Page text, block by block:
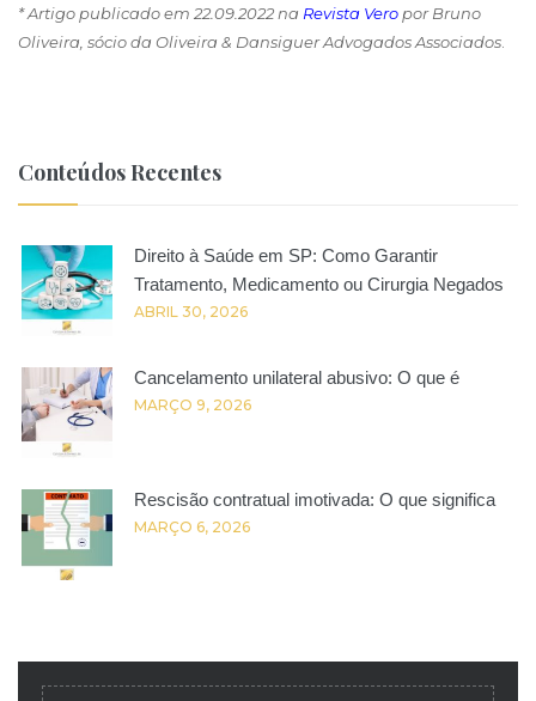
* Artigo publicado em 22.09.2022 na Revista Vero por Bruno
Oliveira, sócio da Oliveira & Dansiguer Advogados Associados
Conteúdos Recentes
Direito à Saúde em SP: Como Garantir
Tratamento, Medicamento ou Cirurgia Negados
ABRIL 30, 2026
Cancelamento unilateral abusivo: O que é
MARÇO 9, 2026
Rescisão contratual imotivada: O que significa
MARÇO 6, 2026